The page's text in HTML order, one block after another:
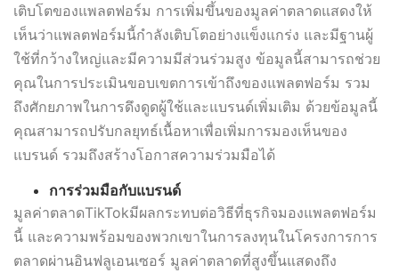
เติบโตของแพลตฟอร์ม การเพิ่มขึ้นของมูลค่าตลาดแสดงให้
เห็นว่าแพลตฟอร์มนี้กำลังเติบโตอย่างแข็งแกร่ง และมีฐานผู้
ใช้ที่กว้างใหญ่และมีความมีส่วนร่วมสูง ข้อมูลนี้สามารถช่วย
คุณในการประเมินขอบเขตการเข้าถึงของแพลตฟอร์ม รวม
ถึงศักยภาพในการดึงดูดผู้ใช้และแบรนด์เพิ่มเติม ด้วยข้อมูลนี้
คุณสามารถปรับกลยุทธ์เนื้อหาเพื่อเพิ่มการมองเห็นของ
แบรนด์ รวมถึงสร้างโอกาสความร่วมมือได้
การร่วมมือกับแบรนด์
มูลค่าตลาดTikTokมีผลกระทบต่อวิธีที่ธุรกิจมองแพลตฟอร์ม
นี้ และความพร้อมของพวกเขาในการลงทุนในโครงการการ
ตลาดผ่านอินฟลูเอนเซอร์ มูลค่าตลาดที่สูงขึ้นแสดงถึง